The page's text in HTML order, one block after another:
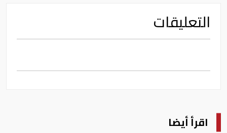
التعليقات
اقرأ أيضا